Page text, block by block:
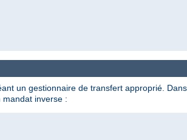
un gestionnaire de transfert approprié.
inverse :